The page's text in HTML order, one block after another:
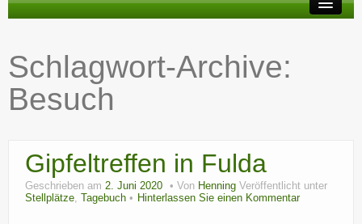
Reiseberichte
Unterwegs
Freizeit
Wohnmobil-Technik
Schlagwort-Archive:
Besuch
Gipfeltreffen in Fulda
Geschrieben am 2. Juni 2020 Von Henning Veröffentlicht unter
Stellplätze, Tagebuch Hinterlassen Sie einen Kommentar